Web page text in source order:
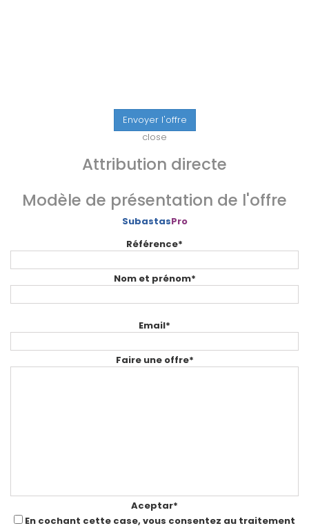
Envoyer l'offre
close
Attribution directe
Modèle de présentation de l'offre
SubastasPro
Référence*
Nom et prénom*
Email*
Faire une offre*
Aceptar*
En cochant cette case, vous consentez au traitement